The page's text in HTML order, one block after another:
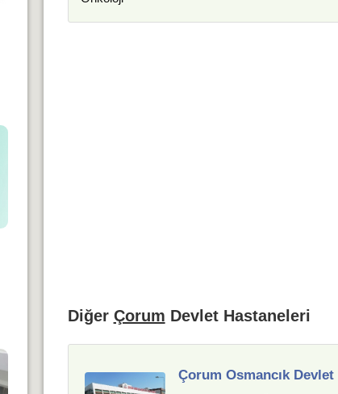
Diğer Çorum Devlet Hastaneleri
Çorum Osmancık